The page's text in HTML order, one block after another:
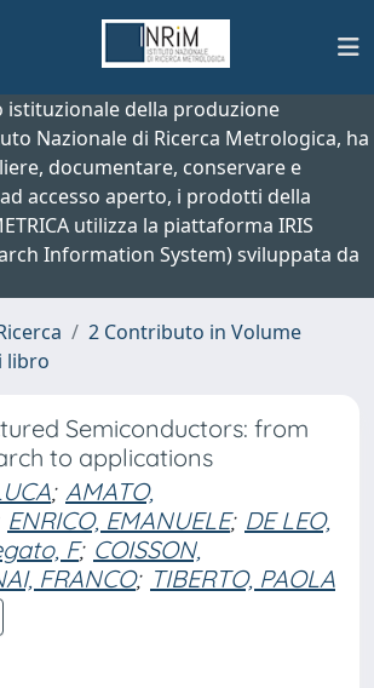
istituzionale della produzione
Nazionale di Ricerca Metrologica, ha
documentare, conservare e
accesso aperto, i prodotti della
utilizza la piattaforma IRIS
Information System) sviluppata da
2 Contributo in Volume
libro
Semiconductors: from
to applications
; AMATO,
ENRICO, EMANUELE; DE LEO,
F; COISSON,
FRANCO; TIBERTO, PAOLA